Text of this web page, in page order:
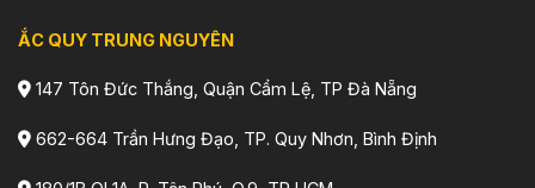
ẮC QUY TRUNG NGUYÊN
147 Tôn Đức Thắng, Quận Cẩm Lệ, TP Đà Nẵng
662-664 Trần Hưng Đạo, TP. Quy Nhơn, Bình Định